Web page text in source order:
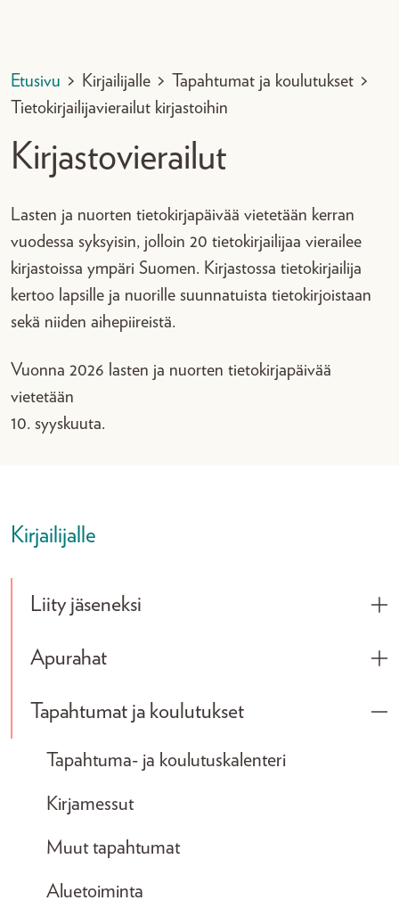
Etusivu > Kirjailijalle > Tapahtumat ja koulutukset >
Tietokirjailijavierailut kirjastoihin
Kirjastovierailut
Lasten ja nuorten tietokirjapäivää vietetään kerran
vuodessa syksyisin, jolloin 20 tietokirjailijaa vierailee
kirjastoissa ympäri Suomen. Kirjastossa tietokirjailija
kertoo lapsille ja nuorille suunnatuista tietokirjoistaan
sekä niiden aihepiireistä.
Vuonna 2026 lasten ja nuorten tietokirjapäivää
vietetään
10. syyskuuta.
Kirjailijalle
Liity jäseneksi
Apurahat
Tapahtumat ja koulutukset
Tapahtuma- ja koulutuskalenteri
Kirjamessut
Muut tapahtumat
Aluetoiminta